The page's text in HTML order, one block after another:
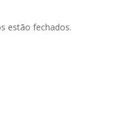
estão fechados.